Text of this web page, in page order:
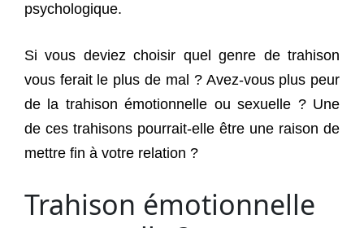
psychologique.
Si vous deviez choisir quel genre de trahison
vous ferait le plus de mal ? Avez-vous plus peur
de la trahison émotionnelle ou sexuelle ? Une
de ces trahisons pourrait-elle être une raison de
mettre fin à votre relation ?
Trahison émotionnelle